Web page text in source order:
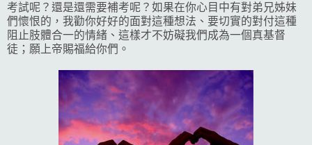
考試呢？還是還需要補考呢？如果在你心目中有對弟兄姊妹
們懷恨的，我勸你好好的面對這種想法、要切實的對付這種
阻止肢體合一的情緒、這樣才不妨礙我們成為一個真基督
徒；願上帝賜福給你們。